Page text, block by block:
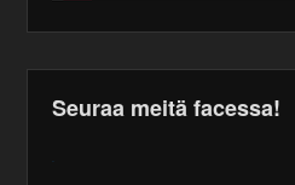
Seuraa meitä facessa!